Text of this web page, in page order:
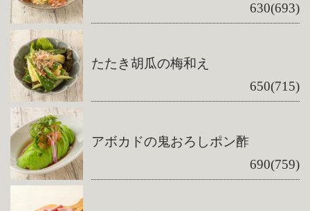
630(693)
たたき胡瓜の梅和え
650(715)
アボカドの鬼おろしポン酢
690(759)